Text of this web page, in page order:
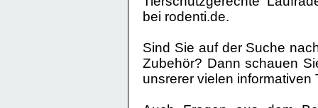
bei rodenti.de.
Sind Sie auf der Suche
Zubehör? Dann schauen
unsrerer vielen informativen